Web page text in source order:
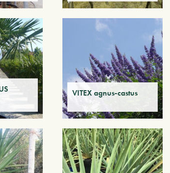
VITEX agnus-castus